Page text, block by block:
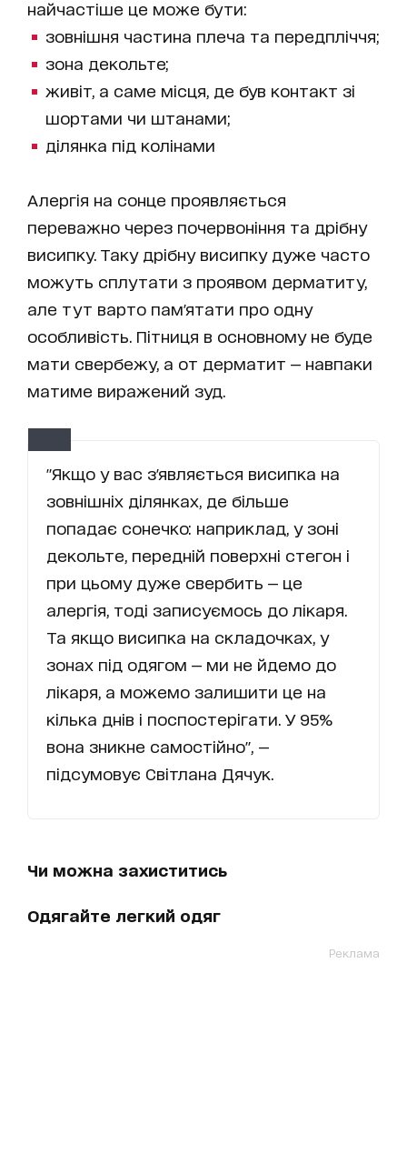
найчастіше це може бути:
зовнішня частина плеча та передпліччя;
зона декольте;
живіт, а саме місця, де був контакт зі
шортами чи штанами;
ділянка під колінами
Алергія на сонце проявляється
переважно через почервоніння та дрібну
висипку. Таку дрібну висипку дуже часто
можуть сплутати з проявом дерматиту,
але тут варто пам'ятати про одну
особливість. Пітниця в основному не буде
мати свербежу, а от дерматит — навпаки
матиме виражений зуд.
"Якщо у вас з'являється висипка на
зовнішніх ділянках, де більше
попадає сонечко: наприклад, у зоні
декольте, передній поверхні стегон і
при цьому дуже свербить — це
алергія, тоді записуємось до лікаря.
Та якщо висипка на складочках, у
зонах під одягом — ми не йдемо до
лікаря, а можемо залишити це на
кілька днів і поспостерігати. У 95%
вона зникне самостійно", —
підсумовує Світлана Дячук.
Чи можна захиститись
Одягайте легкий одяг
Реклама